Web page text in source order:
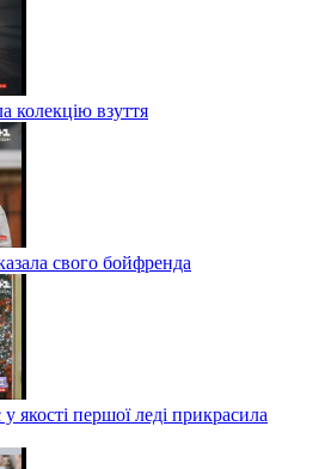
колекцію взуття
свого бойфренда
якості першої леді прикрасила